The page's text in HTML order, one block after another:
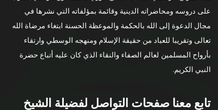
على دروسه ومحاضراته الدينية وقائمة بمؤلفاته التي نشرها في
مجال الدعوة إلى الله بالحكمة والموعظة الحسنة ابتغاء مرضاة الله
تعالى وتقريبا للعباد من حقيقة الإسلام ومنهجه الوسطي وارتقاء
بأرواح المسلمين لعالم الصفاء والنقاء الذي كان عليه أتباع حضرة
النبي الكريم.
تابع معنا صفحات التواصل لفضيلة الشيخ